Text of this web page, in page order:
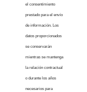
el consentimiento
prestado para el envío
de información. Los
datos proporcionados
se conservarán
mientras se mantenga
la relación contractual
o durante los años
necesarios para